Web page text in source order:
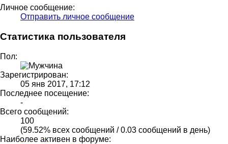
Личное сообщение:
Отправить личное сообщение
Статистика пользователя
Пол:
Зарегистрирован:
05 янв 2017, 17:12
Последнее посещение:
-
Всего сообщений:
100
(59.52% всех сообщений / 0.03 сообщений в день)
Наиболее активен в форуме: